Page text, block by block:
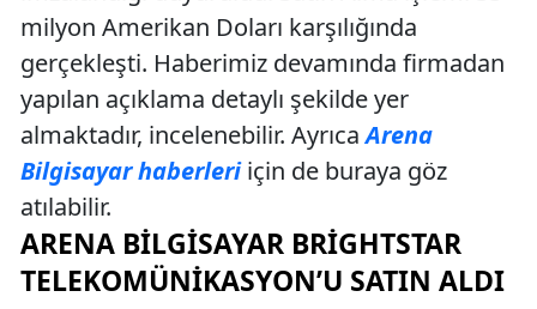
milyon Amerikan Doları karşılığında
gerçekleşti. Haberimiz devamında firmadan
yapılan açıklama detaylı şekilde yer
almaktadır, incelenebilir. AyrıcaArena
Bilgisayar haberleriiçin de buraya göz
atılabilir.
ARENA BILGISAYAR BRIGHTSTAR
TELEKOMÜNIKASYON’U SATIN ALDI